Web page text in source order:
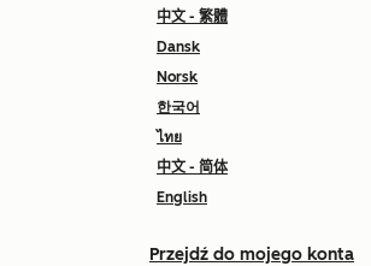
中文 - 繁體
Dansk
Norsk
한국어
ไทย
中文 - 简体
English
Przejdź do mojego konta